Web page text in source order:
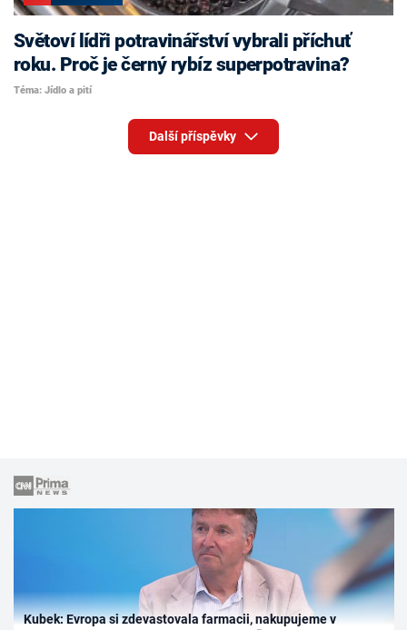
Světoví lídři potravinářství vybrali příchuť
roku. Proč je černý rybíz superpotravina?
Téma: Jídlo a pití
Další příspěvky
Kubek: Evropa si zdevastovala farmacii, nakupujeme v